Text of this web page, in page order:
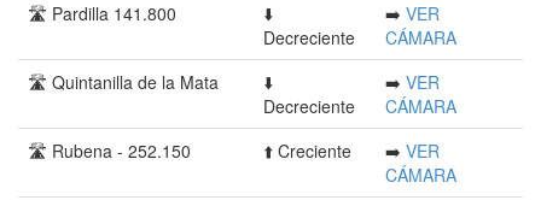
🛣️ Pardilla 141.800
⬇️
Decreciente
➡️ VER
CÁMARA
🛣️ Quintanilla de la Mata
⬇️
Decreciente
➡️ VER
CÁMARA
🛣️ Rubena - 252.150
⬆️ Creciente ➡️ VER
CÁMARA